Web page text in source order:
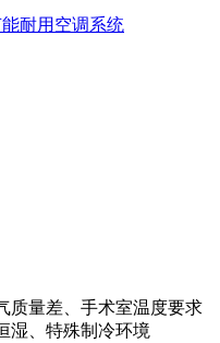
耐用空调系统
质量差、手术室温度要求
湿、特殊制冷环境